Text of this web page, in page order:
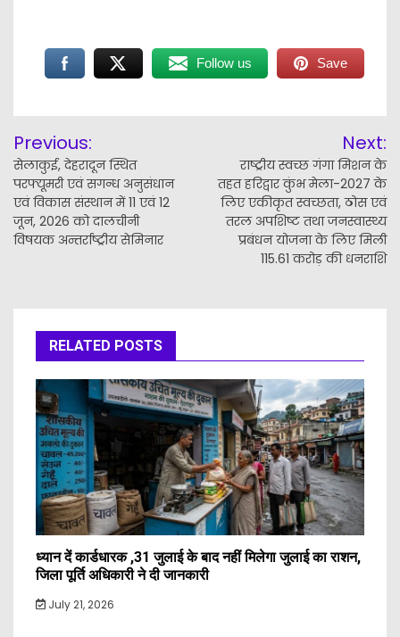
Follow us Save
navigation
Previous:
सेलाकुई, देहरादून स्थित
परफ्यूमरी एवं सगन्ध अनुसंधान
एवं विकास संस्थान में 11 एवं 12
जून, 2026 को दालचीनी
विषयक अन्तर्राष्ट्रीय सेमिनार
Next:
राष्ट्रीय स्वच्छ गंगा मिशन के
तहत हरिद्वार कुंभ मेला-2027 के
लिए एकीकृत स्वच्छता, ठोस एवं
तरल अपशिष्ट तथा जनस्वास्थ्य
प्रबंधन योजना के लिए मिली
115.61 करोड़ की धनराशि
RELATED POSTS
ध्यान दें कार्डधारक ,31 जुलाई के बाद नहीं मिलेगा जुलाई का राशन,
जिला पूर्ति अधिकारी ने दी जानकारी
July 21, 2026